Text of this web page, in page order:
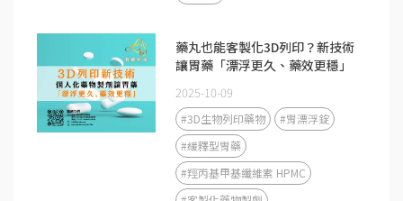
藥丸也能客製化3D列印？新技術
讓胃藥「漂浮更久、藥效更穩」
2025-10-09
#3D生物列印藥物
#胃漂浮錠
#緩釋型胃藥
#羥丙基甲基纖維素 HPMC